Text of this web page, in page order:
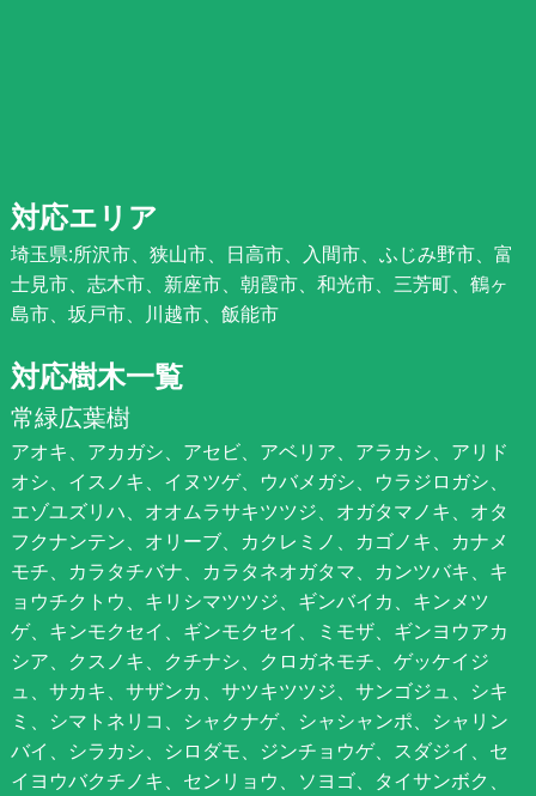
対応エリア
埼玉県:所沢市、狭山市、日高市、入間市、ふじみ野市、富
士見市、志木市、新座市、朝霞市、和光市、三芳町、鶴ヶ
島市、坂戸市、川越市、飯能市
対応樹木一覧
常緑広葉樹
アオキ、アカガシ、アセビ、アベリア、アラカシ、アリド
オシ、イスノキ、イヌツゲ、ウバメガシ、ウラジロガシ、
エゾユズリハ、オオムラサキツツジ、オガタマノキ、オタ
フクナンテン、オリーブ、カクレミノ、カゴノキ、カナメ
モチ、カラタチバナ、カラタネオガタマ、カンツバキ、キ
ョウチクトウ、キリシマツツジ、ギンバイカ、キンメツ
ゲ、キンモクセイ、ギンモクセイ、ミモザ、ギンヨウアカ
シア、クスノキ、クチナシ、クロガネモチ、ゲッケイジ
ュ、サカキ、サザンカ、サツキツツジ、サンゴジュ、シキ
ミ、シマトネリコ、シャクナゲ、シャシャンポ、シャリン
バイ、シラカシ、シロダモ、ジンチョウゲ、スダジイ、セ
イヨウバクチノキ、センリョウ、ソヨゴ、タイサンボク、